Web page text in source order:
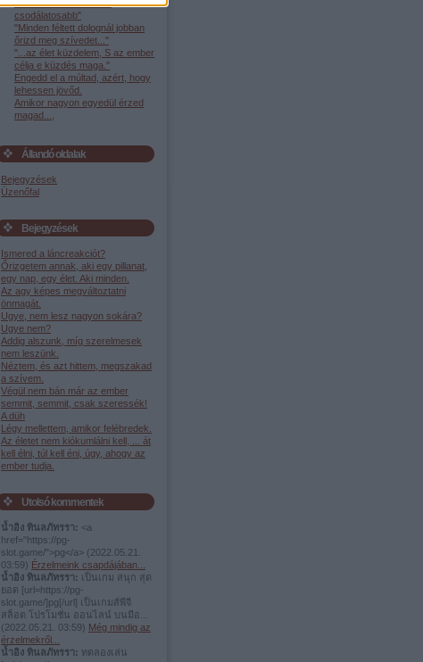
embernél nincs semmi
csodálatosabb"
"Minden féltett dolognál jobban
őrizd meg szívedet..."
"...az élet küzdelem, S az ember
célja e küzdés maga."
Engedd el a múltad, azért, hogy
lehessen jövőd.
Amikor nagyon egyedül érzed
magad...,
Állandó oldalak
Bejegyzések
Üzenőfal
Bejegyzések
Ismered a láncreakciót?
Őrizgetem annak, aki egy pillanat,
egy nap, egy élet. Aki minden.
Az agy képes megváltoztatni
önmagát.
Ugye, nem lesz nagyon sokára?
Ugye nem?
Addig alszunk, míg szerelmesek
nem leszünk.
Néztem, és azt hittem, megszakad
a szívem.
Végül nem bán már az ember
semmit, semmit, csak szeressék!
A düh
Légy mellettem, amikor felébredek.
Az életet nem kiókumlálni kell, ... át
kell élni, túl kell éni, úgy, ahogy az
ember tudja.
Utolsó kommentek
น้ำอิง ทินลภัทรรา: <a
href="https://pg-
slot.game/">pg</a> (2022.05.21.
03:59) Érzelmeink csapdájában...
น้ำอิง ทินลภัทรรา: เป็นเกม สนุก สุด
ยอด [url=https://pg-
slot.game/]pg[/url] เป็นเกมส์พีจี
สล็อต โปรโมชั่น ออนไลน์ บนมือ...
(2022.05.21. 03:59) Még mindig az
érzelmekről...
น้ำอิง ทินลภัทรรา: ทดลองเล่น